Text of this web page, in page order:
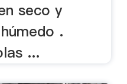
seco y
.
...